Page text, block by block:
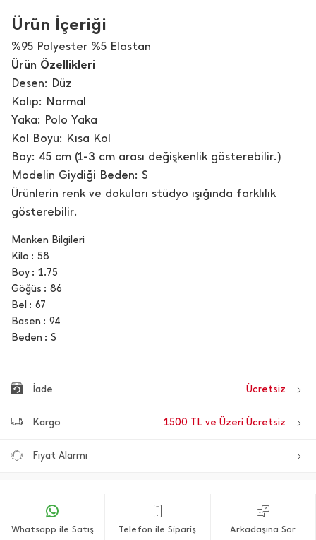
Ürün İçeriği
%95 Polyester %5 Elastan
Ürün Özellikleri
Desen: Düz
Kalıp: Normal
Yaka: Polo Yaka
Kol Boyu: Kısa Kol
Boy: 45 cm (1-3 cm arası değişkenlik gösterebilir.)
Modelin Giydiği Beden: S
Ürünlerin renk ve dokuları stüdyo ışığında farklılık
gösterebilir.
Manken Bilgileri
Kilo
58
Boy
1.75
Göğüs
86
Bel
67
Basen
94
Beden
S
İade Ücretsiz
Kargo 1500 TL ve Üzeri Ücretsiz
Fiyat Alarmı
Whatsapp ile Satış Telefon ile Sipariş Arkadaşına Sor